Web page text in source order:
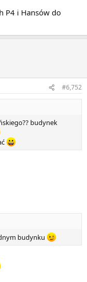
P4 i Hansów do
#6,752
budynek
budynku